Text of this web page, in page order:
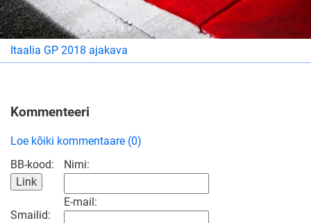
Itaalia GP 2018 ajakava
Kommenteeri
Loe kõiki kommentaare (0)
BB-kood:
Smailid:
Nimi:
E-mail: